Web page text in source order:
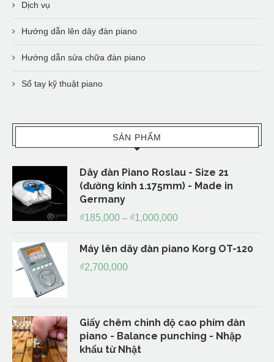
Dịch vụ
Hướng dẫn lên dây đàn piano
Hướng dẫn sửa chữa đàn piano
Sổ tay kỹ thuật piano
SẢN PHẨM
Dây đàn Piano Roslau - Size 21
(đường kính 1.175mm) - Made in
Germany
₫185,000 – ₫1,000,000
Máy lên dây đàn piano Korg OT-120
₫2,700,000
Giấy chêm chỉnh độ cao phím đàn
piano - Balance punching - Nhập
khẩu từ Nhật